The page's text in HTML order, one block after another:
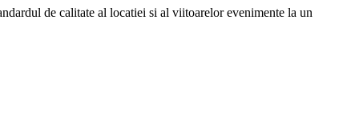
de calitate al locatiei si al viitoarelor evenimente la un